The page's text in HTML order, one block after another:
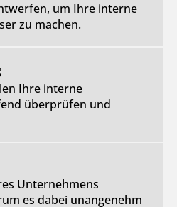
um Ihre interne
zu machen.
Ihre interne
überprüfen und
Unternehmens
es dabei unangenehm